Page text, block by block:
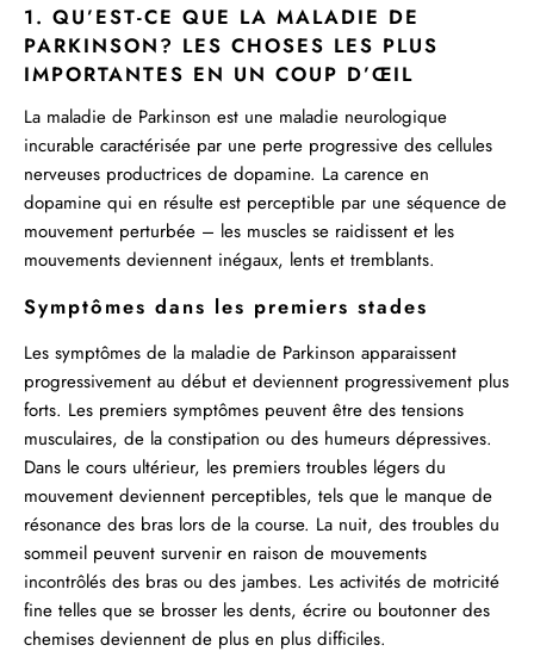
1. QU’EST-CE QUE LA MALADIE DE
PARKINSON? LES CHOSES LES PLUS
IMPORTANTES EN UN COUP D’ŒIL
La maladie de Parkinson est une maladie neurologique
incurable caractérisée par une perte progressive des cellules
nerveuses productrices de dopamine. La carence en
dopamine qui en résulte est perceptible par une séquence de
mouvement perturbée – les muscles se raidissent et les
mouvements deviennent inégaux, lents et tremblants.
Symptômes dans les premiers stades
Les symptômes de la maladie de Parkinson apparaissent
progressivement au début et deviennent progressivement plus
forts. Les premiers symptômes peuvent être des tensions
musculaires, de la constipation ou des humeurs dépressives.
Dans le cours ultérieur, les premiers troubles légers du
mouvement deviennent perceptibles, tels que le manque de
résonance des bras lors de la course. La nuit, des troubles du
sommeil peuvent survenir en raison de mouvements
incontrôlés des bras ou des jambes. Les activités de motricité
fine telles que se brosser les dents, écrire ou boutonner des
chemises deviennent de plus en plus difficiles.